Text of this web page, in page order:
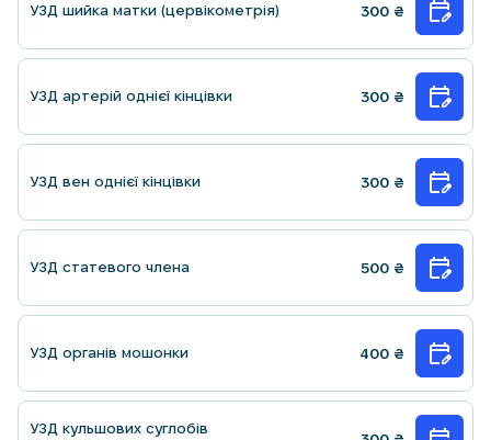
УЗД шийка матки (цервікометрія) 300 ₴
УЗД артерій однієї кінцівки 300 ₴
УЗД вен однієї кінцівки 300 ₴
УЗД статевого члена 500 ₴
УЗД органiв мошонки 400 ₴
УЗД кульшових суглобiв